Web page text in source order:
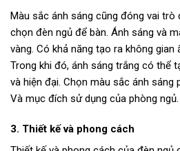
Màu sắc ánh sáng cũng đóng vai trò
chọn đèn ngủ để bàn. Ánh sáng và
vàng. Có khả năng tạo ra không gian
Trong khi đó, ánh sáng trắng có thể
và hiện đại. Chọn màu sắc ánh sáng
Và mục đích sử dụng của phòng ngủ.
3. Thiết kế và phong cách